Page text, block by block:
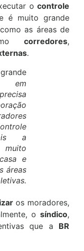
ocontrole
é muito grande
as áreas de
corredores,
.
em
a
e
áreas
os moradores,
o síndico,
que a BR